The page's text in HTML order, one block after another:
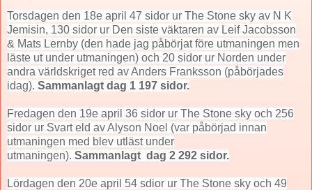
Torsdagen den 18e april 47 sidor ur The Stone sky av N K
Jemisin, 130 sidor ur Den siste väktaren av Leif Jacobsson
& Mats Lernby (den hade jag påbörjat före utmaningen men
läste ut under utmaningen) och 20 sidor ur Norden under
andra världskriget red av Anders Franksson (påbörjades
idag). Sammanlagt dag 1 197 sidor.
Fredagen den 19e april 36 sidor ur The Stone sky och 256
sidor ur Svart eld av Alyson Noel (var påbörjad innan
utmaningen med blev utläst under
utmaningen). Sammanlagt dag 2 292 sidor.
Lördagen den 20e april 54 sdior ur The Stone sky och 49